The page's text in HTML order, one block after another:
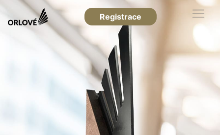
Registrace